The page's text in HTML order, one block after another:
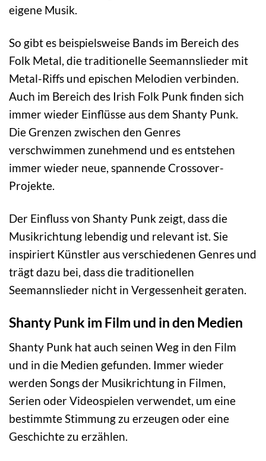
eigene Musik.
So gibt es beispielsweise Bands im Bereich des
Folk Metal, die traditionelle Seemannslieder mit
Metal-Riffs und epischen Melodien verbinden.
Auch im Bereich des Irish Folk Punk finden sich
immer wieder Einflüsse aus dem Shanty Punk.
Die Grenzen zwischen den Genres
verschwimmen zunehmend und es entstehen
immer wieder neue, spannende Crossover-
Projekte.
Der Einfluss von Shanty Punk zeigt, dass die
Musikrichtung lebendig und relevant ist. Sie
inspiriert Künstler aus verschiedenen Genres und
trägt dazu bei, dass die traditionellen
Seemannslieder nicht in Vergessenheit geraten.
Shanty Punk im Film und in den Medien
Shanty Punk hat auch seinen Weg in den Film
und in die Medien gefunden. Immer wieder
werden Songs der Musikrichtung in Filmen,
Serien oder Videospielen verwendet, um eine
bestimmte Stimmung zu erzeugen oder eine
Geschichte zu erzählen.